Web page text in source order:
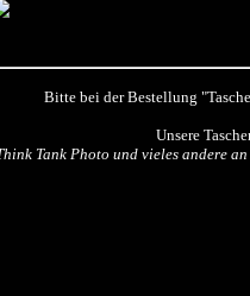
Bitte bei der Bestellung
Unsere
Tank Photo und vieles andere